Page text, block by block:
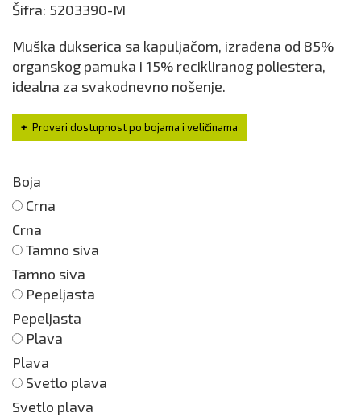
Šifra: 5203390-M
Muška dukserica sa kapuljačom, izrađena od 85%
organskog pamuka i 15% recikliranog poliestera,
idealna za svakodnevno nošenje.
Proveri dostupnost po bojama i veličinama
Boja
Crna
Crna
Tamno siva
Tamno siva
Pepeljasta
Pepeljasta
Plava
Plava
Svetlo plava
Svetlo plava